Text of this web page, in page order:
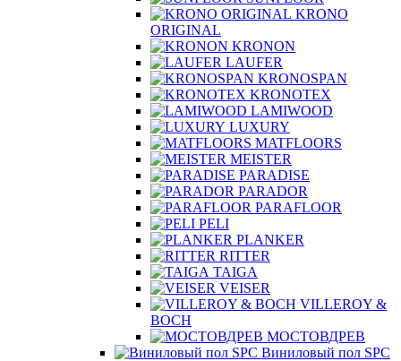
KRONO
ORIGINAL
KRONON
LAUFER
KRONOSPAN
KRONOTEX
LAMIWOOD
LUXURY
MATFLOORS
MEISTER
PARADISE
PARADOR
PARAFLOOR
PELI
PLANKER
RITTER
TAIGA
VEISER
VILLEROY &
BOCH
МОСТОВДРЕВ
Виниловый пол SPC